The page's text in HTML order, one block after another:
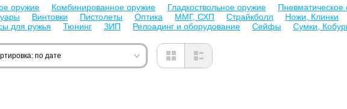
оружие Комбинированное оружие Гладкоствольное оружие
Пневматическое
Винтовки Пистолеты Оптика ММГ, СХП Страйкболл
Ножи, Клинки
для ружья Тюнинг ЗИП Релоадинг и оборудование Сейфы Сумки,
по дате